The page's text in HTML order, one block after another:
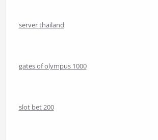
server thailand
gates of olympus 1000
slot bet 200